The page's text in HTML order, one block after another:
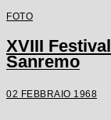
FOTO
XVIII
Sanremo
02 FEBBRAIO 1968